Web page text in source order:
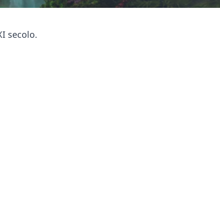
secolo.